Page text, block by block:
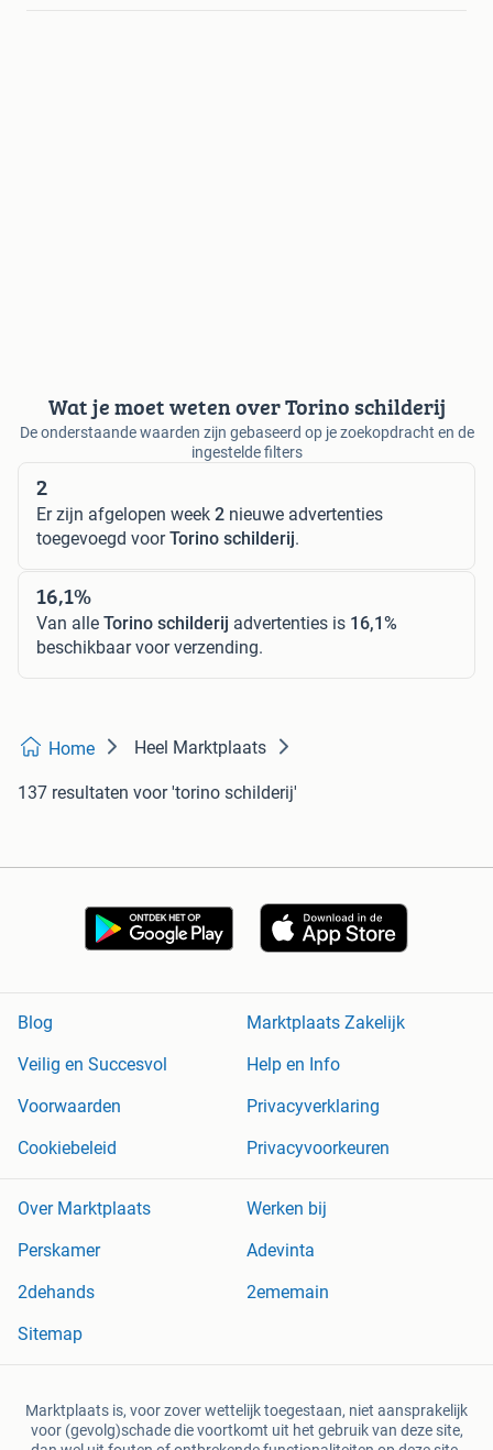
Wat je moet weten over Torino schilderij
De onderstaande waarden zijn gebaseerd op je zoekopdracht en de
ingestelde filters
2
Er zijn afgelopen week 2 nieuwe advertenties
toegevoegd voorTorino schilderij.
16,1%
Van alle Torino schilderij advertenties is 16,1%
beschikbaar voor verzending.
Home Heel Marktplaats
137 resultaten voor 'torino schilderij'
Blog
Marktplaats Zakelijk
Veilig en Succesvol
Help en Info
Voorwaarden
Privacyverklaring
Cookiebeleid
Privacyvoorkeuren
Over Marktplaats
Werken bij
Perskamer
Adevinta
2dehands
2ememain
Sitemap
Marktplaats is, voor zover wettelijk toegestaan, niet aansprakelijk
voor (gevolg)schade die voortkomt uit het gebruik van deze site,